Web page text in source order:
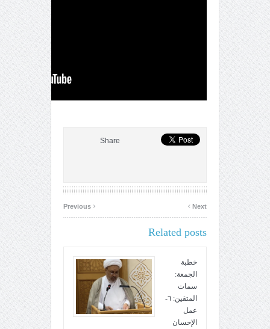
Share
‹ Next
›
Related posts
خطبة
الجمعة:
سمات
المتقين: ٦-
عمل
الإحسان